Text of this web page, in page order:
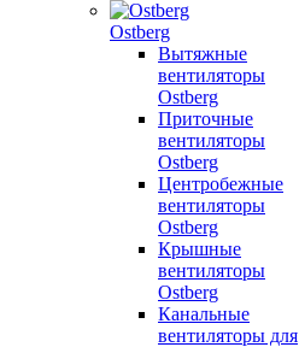
Ostberg
Вытяжные
вентиляторы
Ostberg
Приточные
вентиляторы
Ostberg
Центробежные
вентиляторы
Ostberg
Крышные
вентиляторы
Ostberg
Канальные
вентиляторы для